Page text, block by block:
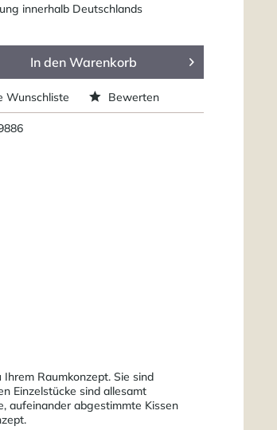
innerhalb Deutschlands
In den Warenkorb
Wunschliste Bewerten
Raumkonzept. Sie sind
Einzelstücke sind allesamt
aufeinander abgestimmte Kissen